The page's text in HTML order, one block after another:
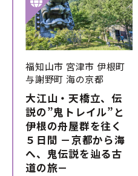
福知山市 宮津市 伊根町
与謝野町 海の京都
大江山・天橋立、伝
説の”鬼トレイル”と
伊根の舟屋群を往く
５日間 －京都から海
へ、鬼伝説を辿る古
道の旅－